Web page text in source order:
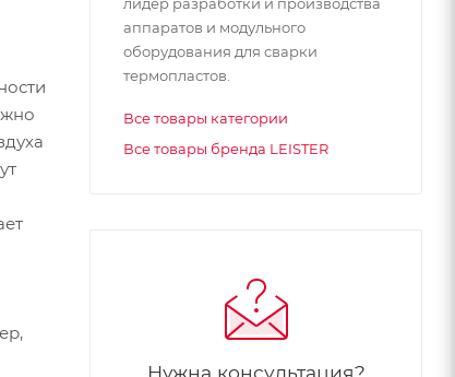
аппаратов и модульного
оборудования для сварки
термопластов.
Все товары категории
Все товары бренда LEISTER
Нужна консультация?